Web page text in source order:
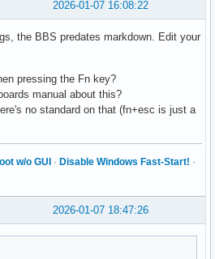
type 4 (EV_MSC), code 4
type 1 (EV_KEY), code 163
type 4 (EV_MSC), code 4
type 1 (EV_KEY),
--------------
type 4 (EV_MSC), code 4
type 1 (EV_KEY), code 113
type 4 (EV_MSC), code 4
type 1 (EV_KEY), code
--------------
type 4 (EV_MSC), code 4
2026-01-07 16:08:22
the BBS predates markdown. Edit your
pressing the Fn key?
manual about this?
no standard on that (fn+esc is just a
w/o GUI · Disable Windows Fast-Start! ·
2026-01-07 18:47:26